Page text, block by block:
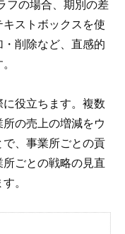
の場合、 期別の差
ストボックスを使
・削除など、直感的
役立ちます。複数
の売上の増減をウ
、事業所ごとの貢
ごとの戦略の見直
。